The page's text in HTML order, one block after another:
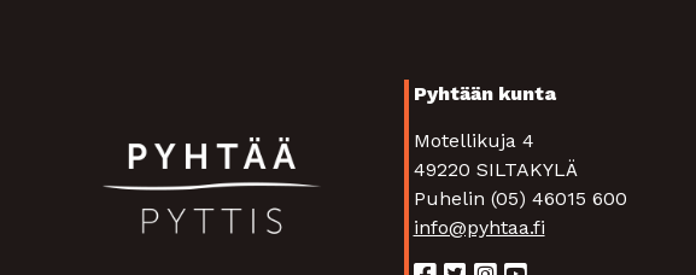
Pyhtään kunta
Motellikuja 4
49220 SILTAKYLÄ
Puhelin (05) 46015 600
info@pyhtaa.fi